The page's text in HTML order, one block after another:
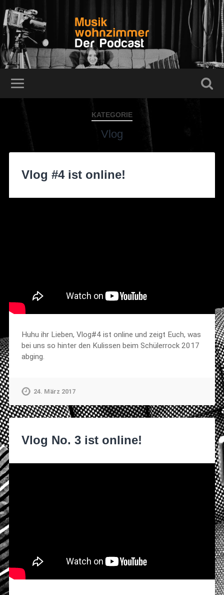
KATEGORIE
Vlog
Vlog #4 ist online!
Huhu ihr Lieben, Vlog#4 ist online und zeigt Euch, was
bei uns so hinter den Kulissen beim Schülerrock 2017
abging.
24. März 2017
Vlog No. 3 ist online!